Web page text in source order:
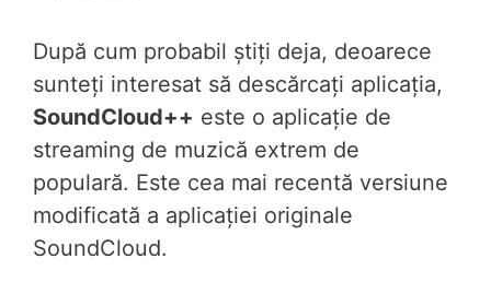
După cum probabil știți deja, deoarece
sunteți interesat să descărcați aplicația,
SoundCloud++ este o aplicație de
streaming de muzică extrem de
populară. Este cea mai recentă versiune
modificată a aplicației originale
SoundCloud.